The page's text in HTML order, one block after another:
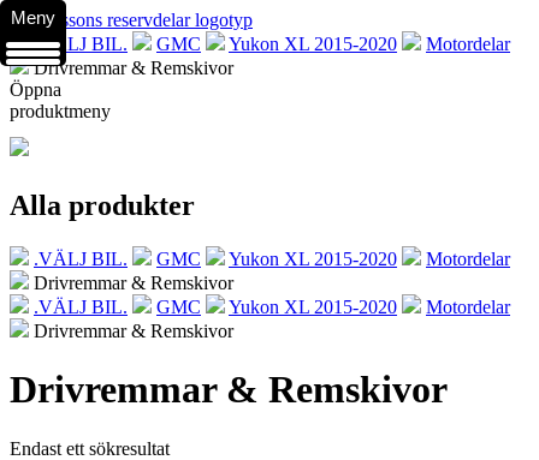
.VÄLJ BIL. GMC Yukon XL 2015-2020
Motordelar
Drivremmar & Remskivor
Öppna
produktmeny
Alla produkter
.VÄLJ BIL. GMC Yukon XL 2015-2020
Motordelar
Drivremmar & Remskivor
.VÄLJ BIL.
GMC Yukon XL 2015-2020
Motordelar
Drivremmar & Remskivor
Drivremmar & Remskivor
Endast ett sökresultat
Meny